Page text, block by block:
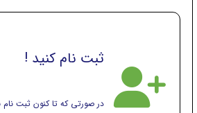
ثبت نام کنید !
در صورتی که تا کنون ثبت نام